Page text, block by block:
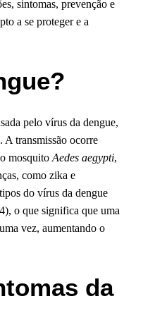
sintomas, prevenção e
a se proteger e a
pelo vírus da dengue,
transmissão ocorre
mosquito Aedes aegypti,
como zika e
do vírus da dengue
o que significa que uma
vez, aumentando o
da